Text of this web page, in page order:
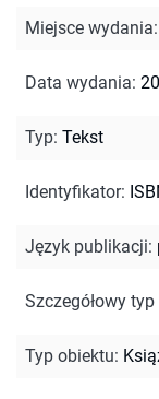
Miejsce wydania:
Data wydania:
Typ: Tekst
Identyfikator:
Język publikacji:
Szczegółowy
Typ obiektu: